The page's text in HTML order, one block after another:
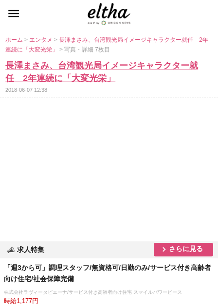
ホーム> エンタメ>長澤まさみ、台湾観光局イメージキャラクター就任 2年
連続に「大変光栄」> 写真・詳細 7枚目
長澤まさみ、台湾観光局イメージキャラクター就
任 2年連続に「大変光栄」
2018-06-07 12:38
求人特集 さらに見る
「週3から可」調理スタッフ/無資格可/日勤のみ/サービス付き高齢者
向け住宅/社会保障完備
株式会社ラヴィータピエーナ/サービス付き高齢者向け住宅 スマイルパワーピース
時給1,177円